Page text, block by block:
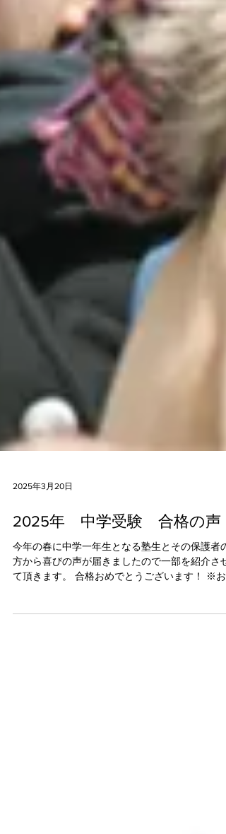
2025年 中学受験 合格の声
今年の春に中学一年生となる塾生とその保護者の
方から喜びの声が届きましたので一部を紹介させ
前は匿名で掲載しております 改めて、合格おめ